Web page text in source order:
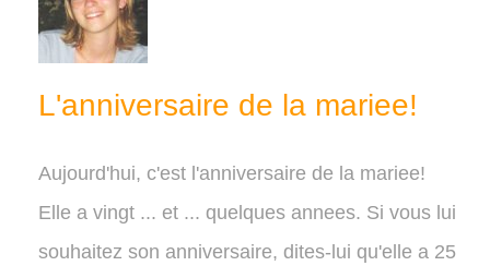
L'anniversaire de la mariee!
Aujourd'hui, c'est l'anniversaire de la mariee!
Elle a vingt ... et ... quelques annees. Si vous lui
souhaitez son anniversaire, dites-lui qu'elle a 25